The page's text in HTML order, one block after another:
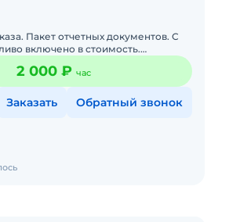
Пакет отчетных документов. С
включено в стоимость.
Долгосрочные командировки,
2 000 ₽ час
Заказать Обратный звонок